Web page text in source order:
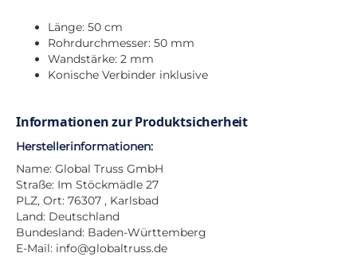
Länge: 50 cm
Rohrdurchmesser: 50 mm
Wandstärke: 2 mm
Konische Verbinder inklusive
Informationen zur Produktsicherheit
Herstellerinformationen:
Name: Global Truss GmbH
Straße: Im Stöckmädle 27
PLZ, Ort: 76307 , Karlsbad
Land: Deutschland
Bundesland: Baden-Württemberg
E-Mail: info@globaltruss.de